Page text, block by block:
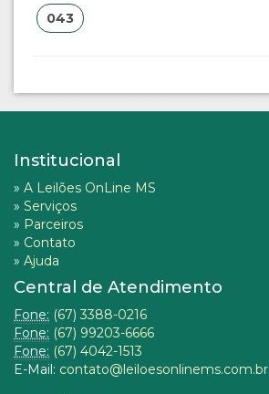
043
Institucional
» A Leilões OnLine MS
» Serviços
» Parceiros
» Contato
» Ajuda
Central de Atendimento
Fone: (67) 3388-0216
Fone: (67) 99203-6666
Fone: (67) 4042-1513
E-Mail: contato@leiloesonlinems.com.br